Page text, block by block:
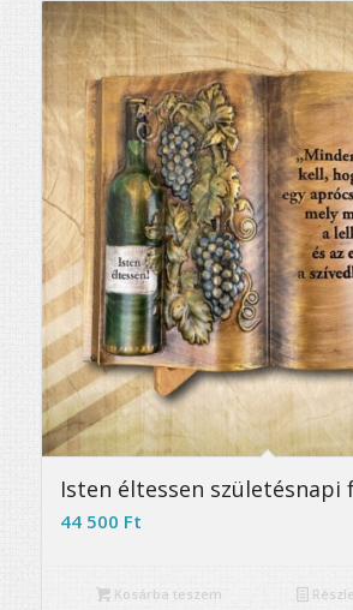
5.00
Isten éltessen születésnapi
44 500 Ft
Kosárba teszem